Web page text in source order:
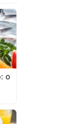
o